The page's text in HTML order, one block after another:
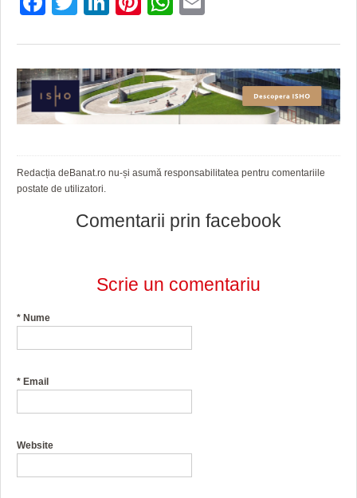
Redacția deBanat.ro nu-și asumă responsabilitatea pentru comentariile
postate de utilizatori.
Comentarii prin facebook
Scrie un comentariu
* Nume
* Email
Website